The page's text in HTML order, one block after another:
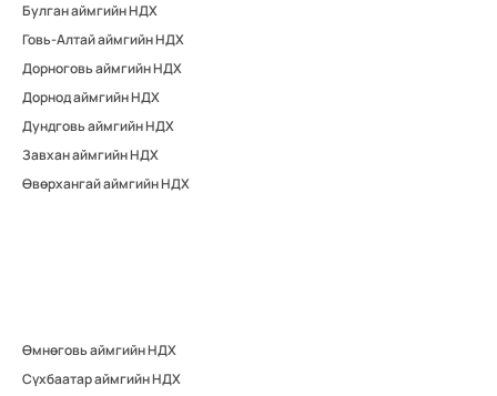
Булган аймгийн НДХ
Говь-Алтай аймгийн НДХ
Дорноговь аймгийн НДХ
Дорнод аймгийн НДХ
Дундговь аймгийн НДХ
Завхан аймгийн НДХ
Өвөрхангай аймгийн НДХ
Өмнөговь аймгийн НДХ
Сүхбаатар аймгийн НДХ